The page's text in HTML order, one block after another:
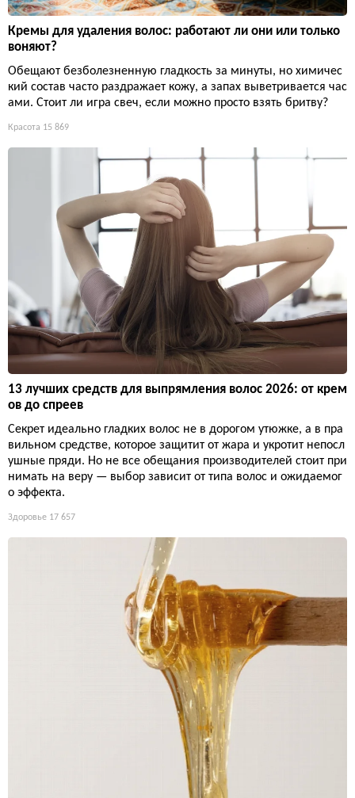
Кремы для удаления волос: работают ли они или только
воняют?
Обещают безболезненную гладкость за минуты, но химичес
кий состав часто раздражает кожу, а запах выветривается час
ами. Стоит ли игра свеч, если можно просто взять бритву?
Красота 15 869
13 лучших средств для выпрямления волос 2026: от крем
ов до спреев
Секрет идеально гладких волос не в дорогом утюжке, а в пра
вильном средстве, которое защитит от жара и укротит непосл
ушные пряди. Но не все обещания производителей стоит при
нимать на веру — выбор зависит от типа волос и ожидаемог
о эффекта.
Здоровье 17 657